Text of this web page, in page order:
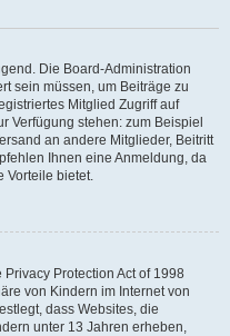
Die Board-Administration
sein müssen, um Beiträge zu
Mitglied Zugriff auf
Verfügung stehen: zum Beispiel
an andere Mitglieder, Beitritt
Ihnen eine Anmeldung, da
Vorteile bietet.
Protection Act of 1998
von Kindern im Internet von
dass Websites, die
unter 13 Jahren erheben,